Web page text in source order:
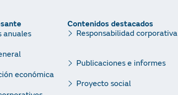
anuales
económica
Contenidos destacados
Responsabilidad corporativa
Publicaciones e informes
Proyecto social